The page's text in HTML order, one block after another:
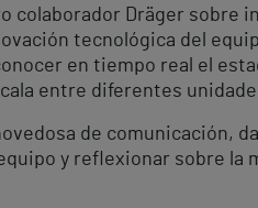
Dräger sobre
tecnológica del
en tiempo real el
entre diferentes
de comunicación,
y reflexionar sobre la